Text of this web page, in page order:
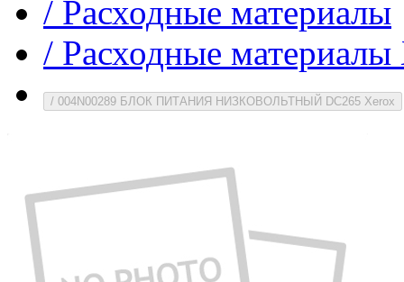
/ Расходные материалы
/ Расходные
/ 004N00289 БЛОК ПИТАНИЯ НИЗКОВОЛЬТНЫЙ DC265 Xerox